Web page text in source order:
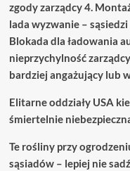
zgody zarządcy 4.
lada wyzwanie –
Blokada dla ładowania
nieprzychylność
bardziej angażujący lub
Elitarne oddziały USA
śmiertelnie
Te rośliny przy
sąsiadów – lepiej nie